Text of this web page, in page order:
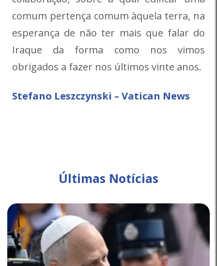
comum pertença comum àquela terra, na
esperança de não ter mais que falar do
Iraque da forma como nos vimos
obrigados a fazer nos últimos vinte anos.
Stefano Leszczynski – Vatican News
Últimas Notícias